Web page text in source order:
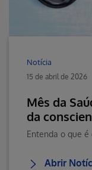
Notícia
15 de abril de 2026
Mês da
da
Abrir